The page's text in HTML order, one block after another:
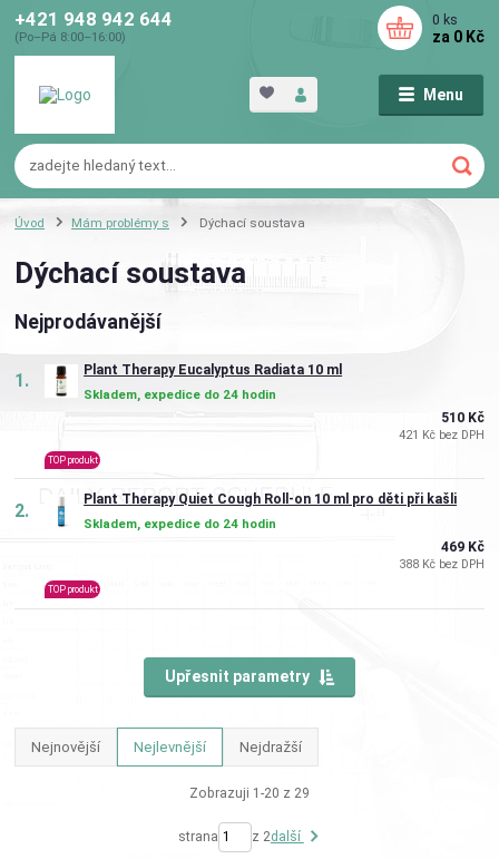
Menu
+421 948 942 644
(Po–Pá 8:00–16:00)
0 ks
za 0 Kč
Úvod Mám problémy s Dýchací soustava
Dýchací soustava
Nejprodávanější
1.
Plant Therapy Eucalyptus Radiata 10 ml
Skladem, expedice do 24 hodin
TOP produkt
510 Kč
421 Kč bez DPH
2.
Plant Therapy Quiet Cough Roll-on 10 ml pro děti při kašli
Skladem, expedice do 24 hodin
TOP produkt
469 Kč
388 Kč bez DPH
Upřesnit parametry
Nejnovější Nejlevnější Nejdražší
Zobrazuji 1-20 z 29
strana z 2další